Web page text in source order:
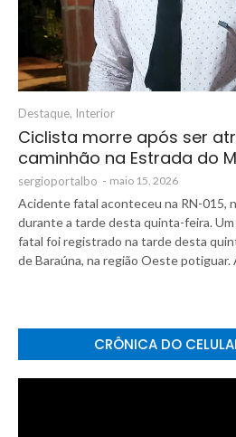
Destaque, Interior
Ciclista morre após ser
caminhão na Estrada do
sergioportalbo - maio 15, 2026
Acidente fatal aconteceu na RN-015,
durante a tarde desta quinta-feira.
fatal foi registrado na tarde desta
de Baraúna, na região Oeste
CRÔNICA DO